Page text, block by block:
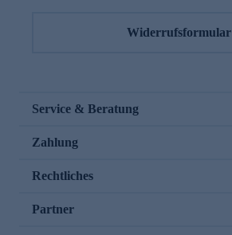
Widerrufsformular
Service & Beratung
Zahlung
Rechtliches
Partner